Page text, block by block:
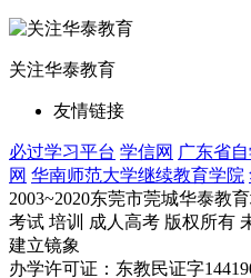
关注华泰教育
友情链接
必过学习平台 学信网 广东省
网 华南师范大学继续教育学院
2003~2020东莞市莞城华泰教
考试 培训 成人高考 版权所有
建立镜象
办学许可证：东教民证字